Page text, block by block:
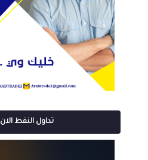
تداول النفط الان